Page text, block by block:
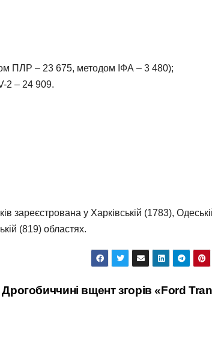
ПЛР – 23 675, методом ІФА – 3 480);
2 – 24 909.
зареєстрована у Харківській (1783),
(819) областях.
вщент згорів «Ford